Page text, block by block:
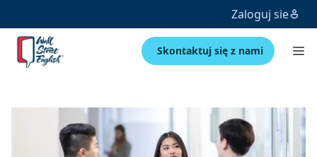
Zaloguj sie
Skontaktuj się z nami